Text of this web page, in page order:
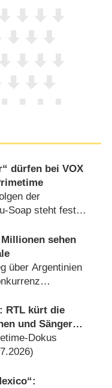
dürfen bei VOX
der
Soap steht fest
sehen
über Argentinien
RTL kürt die
und Sänger
Dokus